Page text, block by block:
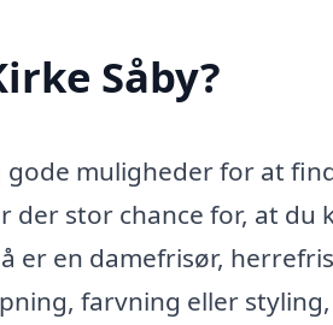
Såby?
gode muligheder for at
der stor chance for, at du
er en damefrisør,
farvning eller